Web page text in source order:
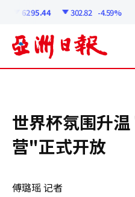
6295.44 302.82 -4.59%
世界杯氛围升
营"正式开放
傅璐瑶 记者